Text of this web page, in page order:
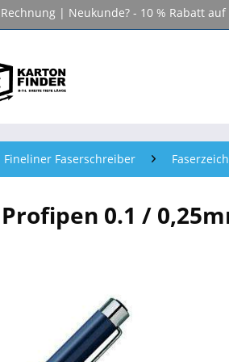
| Neukunde? - 10 % Rabatt auf
Fineliner Faserschreiber
0.1 /